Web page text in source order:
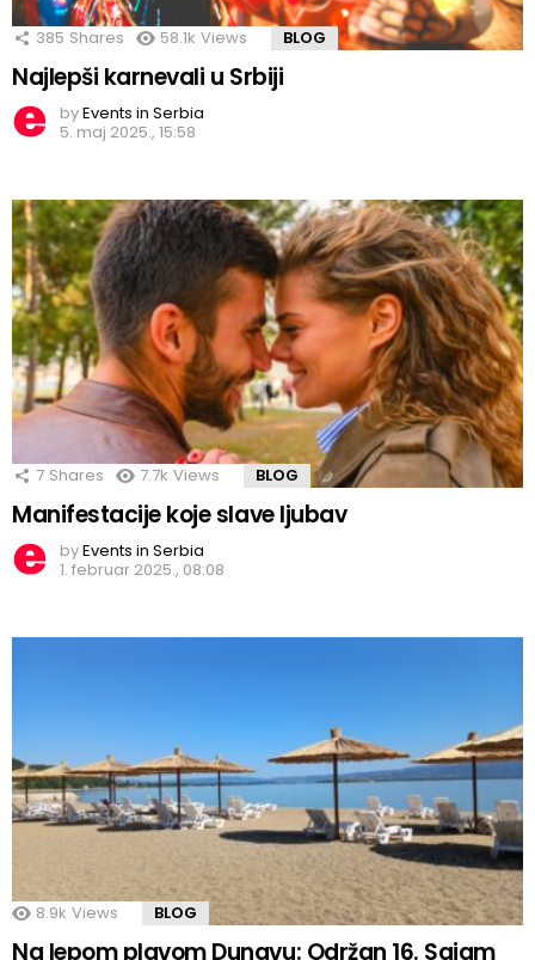
385 Shares 58.1k Views BLOG
Najlepši karnevali u Srbiji
byEvents in Serbia
5. maj 2025., 15:58
7 Shares 7.7k Views BLOG
Manifestacije koje slave ljubav
byEvents in Serbia
1. februar 2025., 08:08
8.9k Views BLOG
Na lepom plavom Dunavu: Održan 16. Sajam